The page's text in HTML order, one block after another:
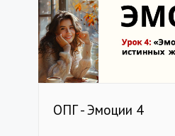
ОПГ - Эмоции 4